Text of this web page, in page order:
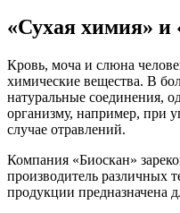
«Сухая химия» и
Кровь, моча и слюна
химические вещества. В
натуральные соединения,
организму, например, при
случае отравлений.
Компания «Биоскан»
производитель различных
продукции предназначена